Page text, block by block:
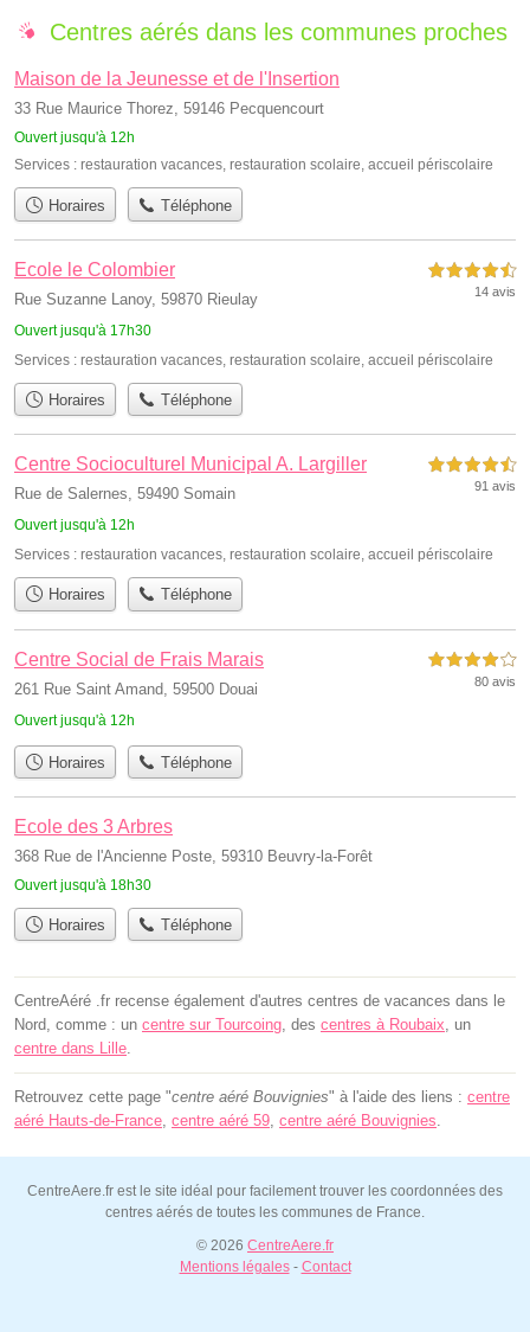
Centres aérés dans les communes proches
Maison de la Jeunesse et de l'Insertion
33 Rue Maurice Thorez, 59146 Pecquencourt
Ouvert jusqu'à 12h
Services : restauration vacances, restauration scolaire, accueil périscolaire
Horaires Téléphone
Ecole le Colombier
Rue Suzanne Lanoy, 59870 Rieulay
Ouvert jusqu'à 17h30
4,5 étoiles sur 5
14 avis
Services : restauration vacances restauration scolaire accueil périscolaire
Horaires Téléphone
Centre Socioculturel Municipal A. Largiller
Rue de Salernes, 59490 Somain
Ouvert jusqu'à 12h
4,5 étoiles sur 5
91 avis
Services : restauration vacances, restauration scolaire, accueil périscolaire
Horaires Téléphone
Centre Social de Frais Marais
261 Rue Saint Amand, 59500 Douai
Ouvert jusqu'à 12h
4,0 étoiles sur 5
80 avis
Horaires Téléphone
Ecole des 3 Arbres
368 Rue de l'Ancienne Poste, 59310 Beuvry-la-Forêt
Ouvert jusqu'à 18h30
Horaires Téléphone
CentreAéré .fr recense également d'autres centres de vacances dans le
Nord, comme : un centre sur Tourcoing, des centres à Roubaix, un
centre dans Lille.
Retrouvez cette page "centre aéré Bouvignies" à l'aide des liens : centre
aéré Hauts-de-France, centre aéré 59, centre aéré Bouvignies.
CentreAere.fr est le site idéal pour facilement trouver les coordonnées des
centres aérés de toutes les communes de France.
© 2026 CentreAere.fr
Mentions légales- Contact